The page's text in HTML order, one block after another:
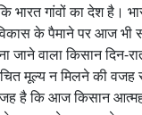
कि भारत गांवों का देश है।
के पैमाने पर आज भी
जाने वाला किसान दिन-
मूल्य न मिलने की
है कि आज किसान